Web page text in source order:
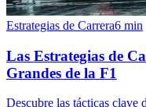
Estrategias de Carrera6 min
Las Estrategias de
Grandes de la F1
Descubre las tácticas clave